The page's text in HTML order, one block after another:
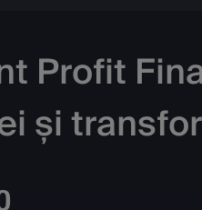
Profit
și